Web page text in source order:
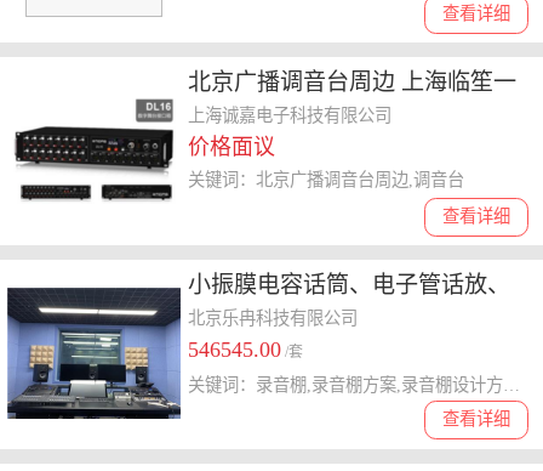
查看详细
北京广播调音台周边 上海临笙一
拍实业有限公司供应
上海诚嘉电子科技有限公司
价格面议
查看详细
关键词：北京广播调音台周边,调音台
小振膜电容话筒、电子管话放、
音箱、耳机放大器
北京乐冉科技有限公司
546545.00 /套
查看详细